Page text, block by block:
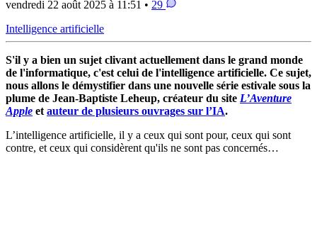
vendredi 22 août 2025 à 11:51 • 29
Intelligence artificielle
S'il y a bien un sujet clivant actuellement dans le grand monde
de l'informatique, c'est celui de l'intelligence artificielle. Ce sujet,
nous allons le démystifier dans une nouvelle série estivale sous la
plume de Jean-Baptiste Leheup, créateur du site L’Aventure
Apple et auteur de plusieurs ouvrages sur l’IA.
L’intelligence artificielle, il y a ceux qui sont pour, ceux qui sont
contre, et ceux qui considèrent qu'ils ne sont pas concernés…